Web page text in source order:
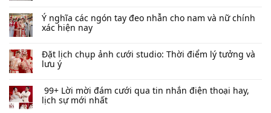
Ý nghĩa các ngón tay đeo nhẫn cho nam và nữ chính
xác hiện nay
Đặt lịch chụp ảnh cưới studio: Thời điểm lý tưởng và
lưu ý
99+ Lời mời đám cưới qua tin nhắn​ điện thoại hay,
lịch sự mới nhất